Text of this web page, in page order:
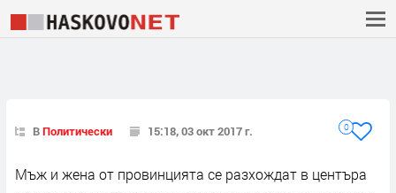
ВПолитически 15:18, 03 окт 2017 г. 0
Мъж и жена от провинцията се разхождат в центъра